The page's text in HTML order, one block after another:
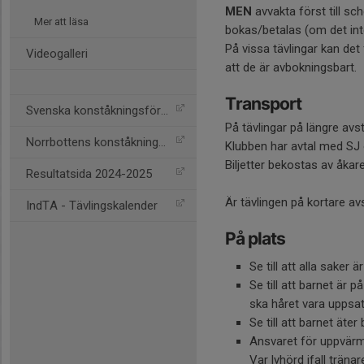
Mer att läsa
Videogalleri
Svenska konståkningsförb.
Norrbottens konståkningsf
Resultatsida 2024-2025
IndTA - Tävlingskalender
MEN avvakta först till
bokas/betalas (om det
På vissa tävlingar kan
att de är avbokningsbart.
Transport
På tävlingar på längre
Klubben har avtal med
Biljetter bekostas av
Är tävlingen på kortare
På plats
Se till att alla saker
Se till att barnet är
ska håret vara
Se till att barnet äter
Ansvaret för
Var lyhörd ifall